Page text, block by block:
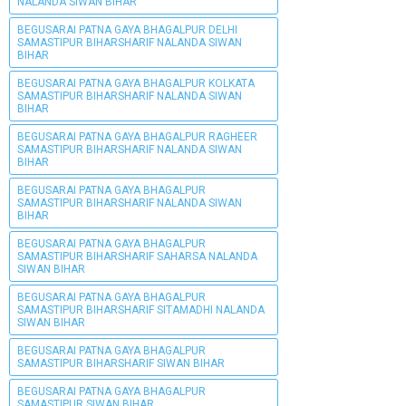
BEGUSARAI PATNA GAYA BHAGALPUR DELHI
SAMASTIPUR BIHARSHARIF NALANDA SIWAN
BIHAR
BEGUSARAI PATNA GAYA BHAGALPUR KOLKATA
SAMASTIPUR BIHARSHARIF NALANDA SIWAN
BIHAR
BEGUSARAI PATNA GAYA BHAGALPUR RAGHEER
SAMASTIPUR BIHARSHARIF NALANDA SIWAN
BIHAR
BEGUSARAI PATNA GAYA BHAGALPUR
SAMASTIPUR BIHARSHARIF NALANDA SIWAN
BIHAR
BEGUSARAI PATNA GAYA BHAGALPUR
SAMASTIPUR BIHARSHARIF SAHARSA NALANDA
SIWAN BIHAR
BEGUSARAI PATNA GAYA BHAGALPUR
SAMASTIPUR BIHARSHARIF SITAMADHI NALANDA
SIWAN BIHAR
BEGUSARAI PATNA GAYA BHAGALPUR
SAMASTIPUR BIHARSHARIF SIWAN BIHAR
BEGUSARAI PATNA GAYA BHAGALPUR